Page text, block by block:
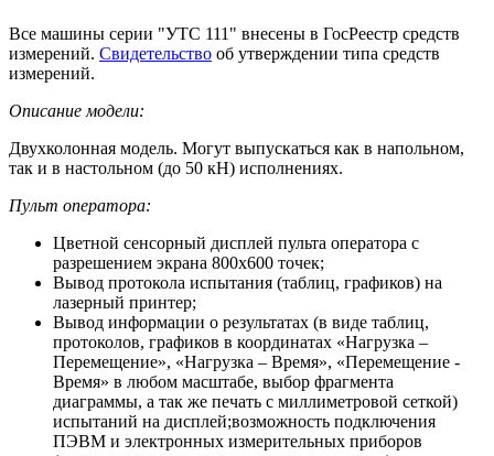
Все машины серии "УТС 111" внесены в ГосРеестр средств
измерений. Свидетельство об утверждении типа средств
измерений.
Описание модели:
Двухколонная модель. Могут выпускаться как в напольном,
так и в настольном (до 50 кН) исполнениях.
Пульт оператора:
Цветной сенсорный дисплей пульта оператора с
разрешением экрана 800х600 точек;
Вывод протокола испытания (таблиц, графиков) на
лазерный принтер;
Вывод информации о результатах (в виде таблиц,
протоколов, графиков в координатах «Нагрузка –
Перемещение», «Нагрузка – Время», «Перемещение -
Время» в любом масштабе, выбор фрагмента
диаграммы, а так же печать с миллиметровой сеткой)
испытаний на дисплей;возможность подключения
ПЭВМ и электронных измерительных приборов